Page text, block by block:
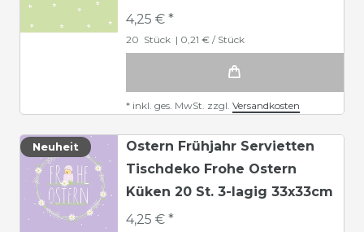
4,25 € *
20 Stück | 0,21 € / Stück
* inkl. ges. MwSt. zzgl. Versandkosten
Neuheit
Ostern Frühjahr Servietten
Tischdeko Frohe Ostern
Küken 20 St. 3-lagig 33x33cm
4,25 € *